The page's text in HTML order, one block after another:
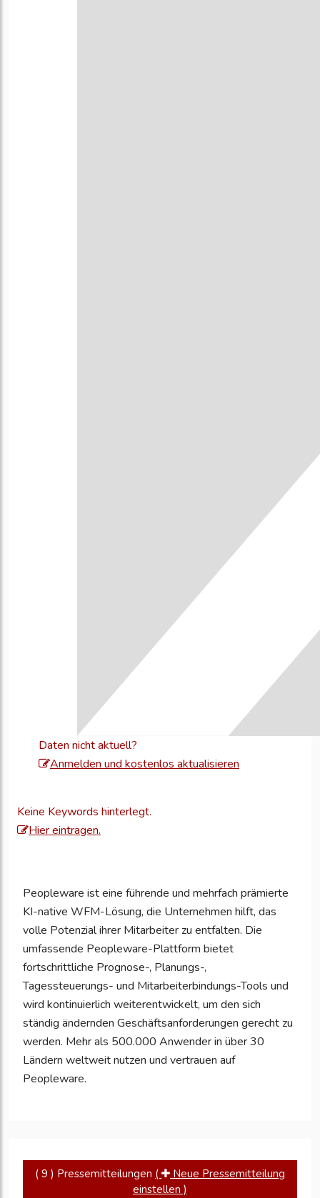
Daten nicht aktuell?
Anmelden und kostenlos aktualisieren
zu
aktualisieren
Keine Keywords hinterlegt.
Hier eintragen.
Peopleware ist eine führende und mehrfach prämierte
KI-native WFM-Lösung, die Unternehmen hilft, das
volle Potenzial ihrer Mitarbeiter zu entfalten. Die
umfassende Peopleware-Plattform bietet
fortschrittliche Prognose-, Planungs-,
Tagessteuerungs- und Mitarbeiterbindungs-Tools und
wird kontinuierlich weiterentwickelt, um den sich
ständig ändernden Geschäftsanforderungen gerecht zu
werden. Mehr als 500.000 Anwender in über 30
Ländern weltweit nutzen und vertrauen auf
Peopleware.
( 9 ) Pressemitteilungen (
Neue Pressemitteilung
einstellen )